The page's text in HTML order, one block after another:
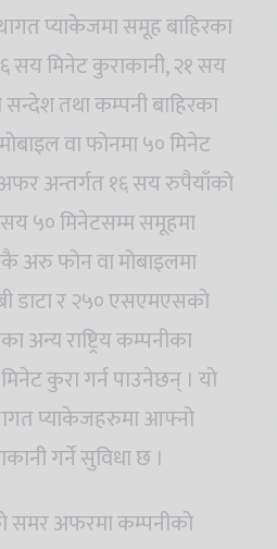
प्याकेजमा समूह बाहिरका
सय मिनेट कुराकानी, २१ सय
तथा कम्पनी बाहिरका
वा फोनमा ५० मिनेट
अन्तर्गत १६ सय रुपैयाँको
५० मिनेटसम्म समूहमा
अरु फोन वा मोबाइलमा
डाटा र २५० एसएमएसको
अन्य राष्ट्रिय कम्पनीका
कुरा गर्न पाउनेछन् । यो
प्याकेजहरुमा आफ्नो
गर्ने सुविधा छ ।
समर अफरमा कम्पनीको